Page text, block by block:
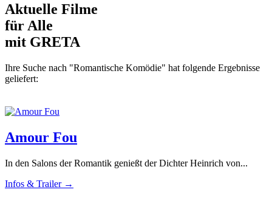
Aktuelle Filme
für Alle
mit GRETA
Ihre Suche nach "Romantische Komödie" hat folgende Ergebnisse
geliefert:
Amour Fou
In den Salons der Romantik genießt der Dichter Heinrich von...
Infos & Trailer →